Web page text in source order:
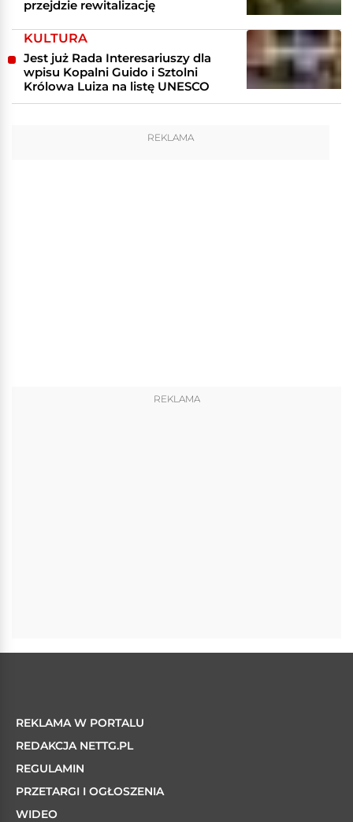
przejdzie rewitalizację
KULTURA
Jest już Rada Interesariuszy dla
wpisu Kopalni Guido i Sztolni
Królowa Luiza na listę UNESCO
REKLAMA
REKLAMA
REKLAMA W PORTALU
REDAKCJA NETTG.PL
REGULAMIN
PRZETARGI I OGŁOSZENIA
WIDEO